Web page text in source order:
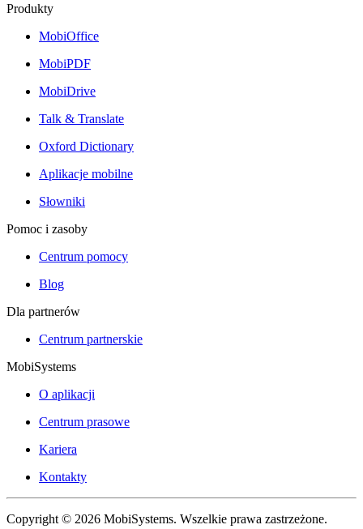
Produkty
MobiOffice
MobiPDF
MobiDrive
Talk & Translate
Oxford Dictionary
Aplikacje mobilne
Słowniki
Pomoc i zasoby
Centrum pomocy
Blog
Dla partnerów
Centrum partnerskie
MobiSystems
O aplikacji
Centrum prasowe
Kariera
Kontakty
Copyright © 2026 MobiSystems. Wszelkie prawa zastrzeżone.